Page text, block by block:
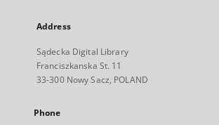
Address
Sądecka Digital Library
Franciszkanska St. 11
33-300 Nowy Sacz, POLAND
Phone